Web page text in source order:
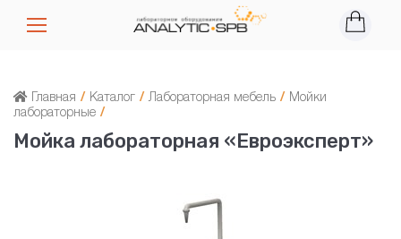
Главная / Каталог / Лабораторная мебель / Мойки
лабораторные /
Мойка лабораторная «Евроэксперт»